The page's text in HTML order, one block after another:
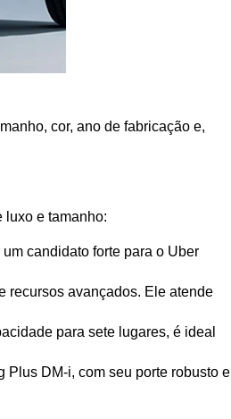
cor, ano de fabricação e,
luxo e tamanho:
candidato forte para o Uber
recursos avançados. Ele atende
para sete lugares, é ideal
Plus DM-i, com seu porte robusto e